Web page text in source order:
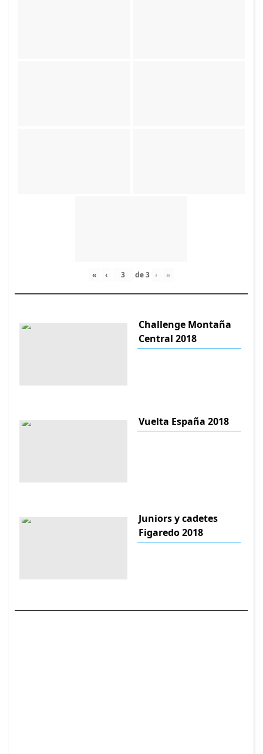
« ‹ de3 › »
Challenge Montaña
Central 2018
Vuelta España 2018
Juniors y cadetes
Figaredo 2018